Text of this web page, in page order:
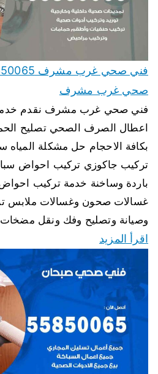
صحي غرب مشرف
فني صحي غرب مشرف نقدم خدمة
اعطال الصرف الصحي تصليح
بكافة الاحجام حل مشكلة
تركيب جاكوزي تركيب احواض
باردة وساخنة خدمة تركيب
غسالات صحون وغسالات ملابس
وصيانة وتصليح وفك ونقل مضخات
اقرأ المزيد